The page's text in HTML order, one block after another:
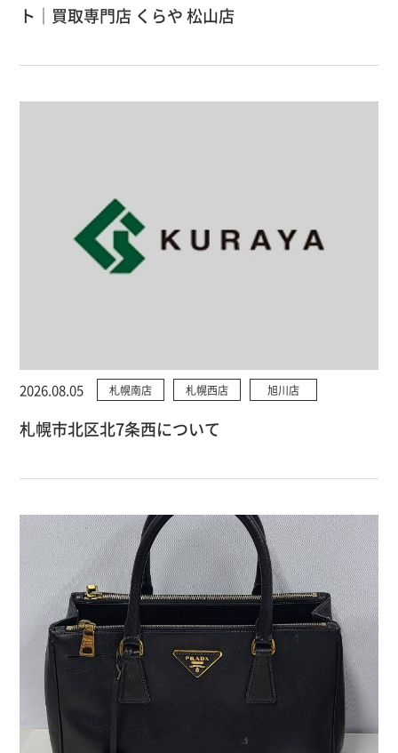
ト｜買取専門店 くらや 松山店
2026.08.05 札幌南店 札幌西店 旭川店
札幌市北区北7条西について